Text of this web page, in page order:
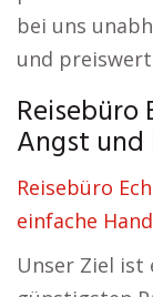
bei uns
und
Angst
Reisebüro
einfache
Unser Ziel ist